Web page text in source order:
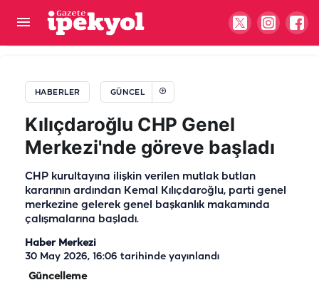
HABERLER GÜNCEL
Kılıçdaroğlu CHP Genel
Merkezi'nde göreve başladı
CHP kurultayına ilişkin verilen mutlak butlan
kararının ardından Kemal Kılıçdaroğlu, parti genel
merkezine gelerek genel başkanlık makamında
çalışmalarına başladı.
Haber Merkezi
30 May 2026, 16:06 tarihinde yayınlandı
Güncelleme
Şanlıurfalı iş insanından Avrupa’da dev hamle!